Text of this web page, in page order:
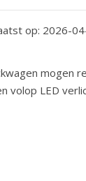
op: 2026-
mogen
LED